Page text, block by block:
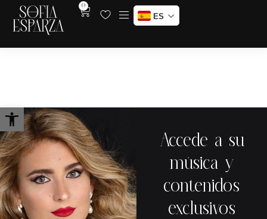
Abrir barra de herramientas
0
ES
Accede a su
música y
contenidos
exclusivos